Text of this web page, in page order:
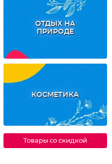
ОТДЫХ НА
ПРИРОДЕ
КОСМЕТИКА
Товары со скидкой